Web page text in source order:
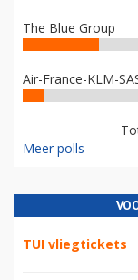
The Blue Group
Air-France-KLM-
Meer polls
TUI vliegtickets